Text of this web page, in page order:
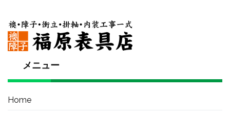
メニュー
Home